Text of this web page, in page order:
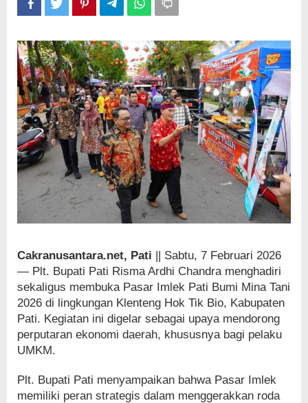
Cakranusantara.net, Pati || Sabtu, 7 Februari 2026
— Plt. Bupati Pati Risma Ardhi Chandra menghadiri
sekaligus membuka Pasar Imlek Pati Bumi Mina Tani
2026 di lingkungan Klenteng Hok Tik Bio, Kabupaten
Pati. Kegiatan ini digelar sebagai upaya mendorong
perputaran ekonomi daerah, khususnya bagi pelaku
UMKM.
Plt. Bupati Pati menyampaikan bahwa Pasar Imlek
memiliki peran strategis dalam menggerakkan roda